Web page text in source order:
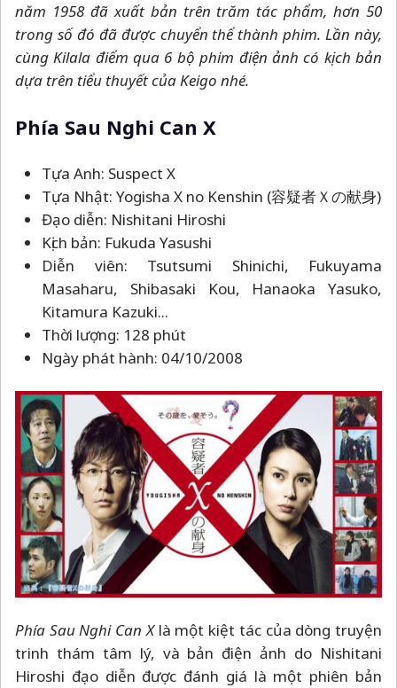
năm 1958 đã xuất bản trên trăm tác phẩm, hơn 50
trong số đó đã được chuyển thể thành phim. Lần này,
cùng Kilala điểm qua 6 bộ phim điện ảnh có kịch bản
dựa trên tiểu thuyết của Keigo nhé.
Phía Sau Nghi Can X
Tựa Anh: Suspect X
Tựa Nhật: Yogisha X no Kenshin (容疑者Ｘの献身)
Đạo diễn: Nishitani Hiroshi
Kịch bản: Fukuda Yasushi
Diễn viên: Tsutsumi Shinichi, Fukuyama
Masaharu, Shibasaki Kou, Hanaoka Yasuko,
Kitamura Kazuki...
Thời lượng: 128 phút
Ngày phát hành: 04/10/2008
Phía Sau Nghi Can Xlà một kiệt tác của dòng truyện
trinh thám tâm lý, và bản điện ảnh do Nishitani
Hiroshi đạo diễn được đánh giá là một phiên bản